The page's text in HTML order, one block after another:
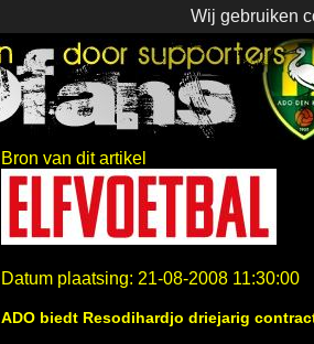
Wij gebruiken
Bron van dit artikel
Datum plaatsing: 21-08-2008 11:30:00
ADO biedt Resodihardjo driejarig